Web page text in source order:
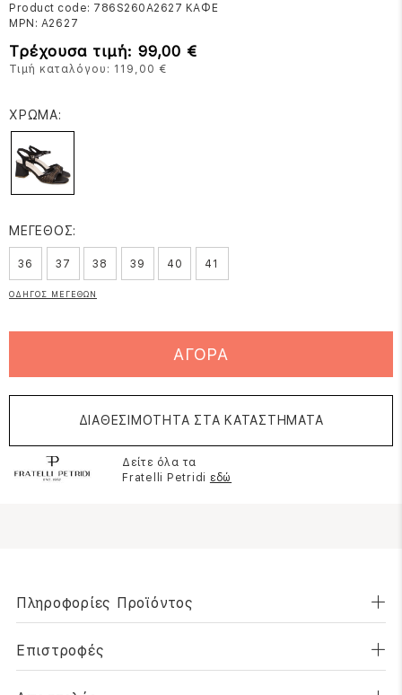
Product code: 786S260A2627 ΚΑΦΕ
MPN: A2627
Τρέχουσα τιμή: 99,00 €
Τιμή καταλόγου: 119,00 €
ΧΡΩΜΑ:
ΜΕΓΕΘΟΣ:
36 37 38 39 40 41
ΟΔΗΓΟΣ ΜΕΓΕΘΩΝ
ΑΓΟΡΑ
ΔΙΑΘΕΣΙΜΟΤΗΤΑ ΣΤΑ ΚΑΤΑΣΤΗΜΑΤΑ
Δείτε όλα τα
Fratelli Petridi εδώ
Πληροφορίες Προϊόντος
Επιστροφές